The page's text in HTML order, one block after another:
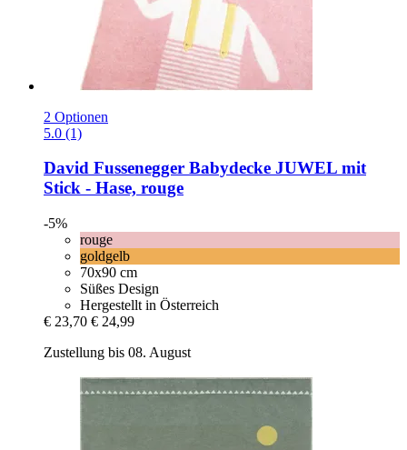
2 Optionen
5.0 (1)
David Fussenegger Babydecke JUWEL mit
Stick -​ Hase, rouge
-5%
rouge
goldgelb
70x90 cm
Süßes Design
Hergestellt in Österreich
€ 23,70 € 24,99
Zustellung bis 08. August